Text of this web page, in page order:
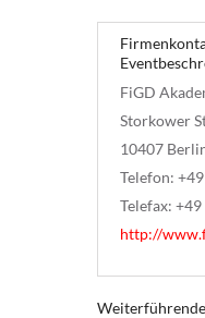
FiGD
Storkower
10407
Telefon:
Telefax:
http://